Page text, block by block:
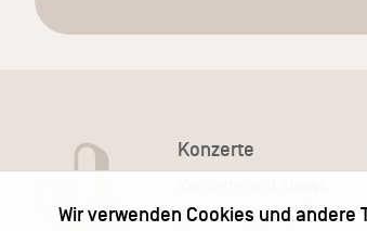
Konzerte
KJ Ticketshop
Wir verwenden Cookies und